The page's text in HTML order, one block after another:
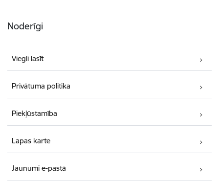
Noderīgi
Viegli lasīt
Privātuma politika
Piekļūstamība
Lapas karte
Jaunumi e-pastā